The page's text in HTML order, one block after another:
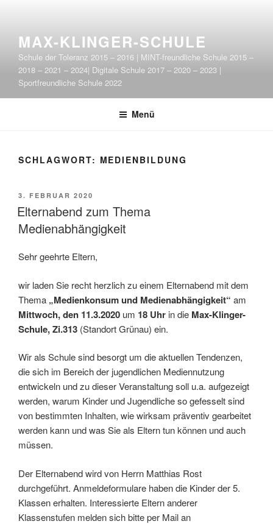
springenMAX-KLINGER-SCHULE
Schule der Toleranz 2015 – 2016 | MINT-freundliche Schule 2015 –
2018 – 2021 – 2024| Digitale Schule 2017 – 2020 – 2023 |
Sportfreundliche Schule 2022
Menü
SCHLAGWORT: MEDIENBILDUNG
VERÖFFENTLICHT
AM
3. FEBRUAR 2020
Elternabend zum Thema
Medienabhängigkeit
Sehr geehrte Eltern,
wir laden Sie recht herzlich zu einem Elternabend mit dem
Thema „Medienkonsum und Medienabhängigkeit“ am
Mittwoch, den 11.3.2020 um 18 Uhr in die Max-Klinger-
Schule, Zi.313 (Standort Grünau) ein.
Wir als Schule sind besorgt um die aktuellen Tendenzen,
die sich im Bereich der jugendlichen Mediennutzung
entwickeln und zu dieser Veranstaltung soll u.a. aufgezeigt
werden, warum Kinder und Jugendliche so gefesselt sind
von bestimmten Inhalten, wie wirksam präventiv gearbeitet
werden kann und was Sie als Eltern tun können und auch
müssen.
Der Elternabend wird von Herrn Matthias Rost
durchgeführt. Anmeldeformulare haben die Kinder der 5.
Klassen erhalten. Interessierte Eltern anderer
Klassenstufen melden sich bitte per Mail an